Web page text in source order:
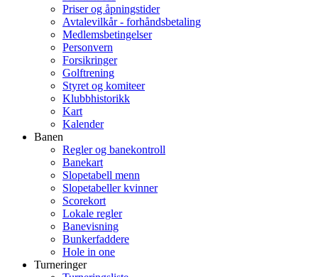
Priser og åpningstider
Avtalevilkår - forhåndsbetaling
Medlemsbetingelser
Personvern
Forsikringer
Golftrening
Styret og komiteer
Klubbhistorikk
Kart
Kalender
Banen
Regler og banekontroll
Banekart
Slopetabell menn
Slopetabeller kvinner
Scorekort
Lokale regler
Banevisning
Bunkerfaddere
Hole in one
Turneringer